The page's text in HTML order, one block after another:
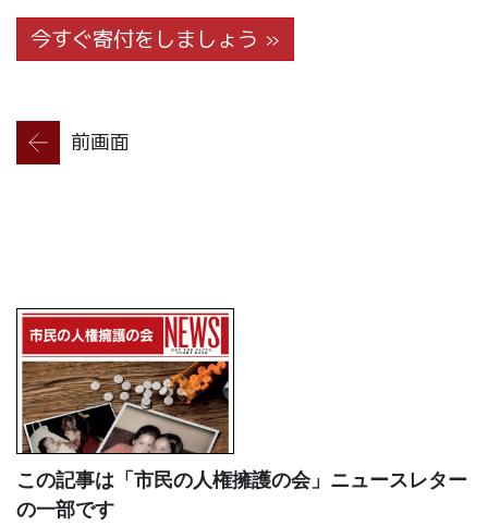
今すぐ寄付をしましょう »
前画面
この記事は「市民の人権擁護の会」ニュースレター
の一部です